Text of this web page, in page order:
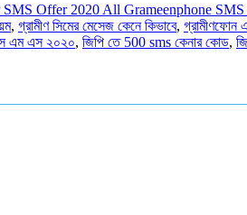
SMS Offer 2020 All Grameenphone SMS
, গ্রামীণ সিমের মেসেজ কেনে কিভাবে, গ্রামীণফোন
এম এস ২০২০, জিপি তে 500 sms কেনার কোড,